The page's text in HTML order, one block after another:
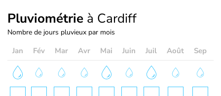
Pluviométrie à Cardiff
Nombre de jours pluvieux par mois
Jan Fév Mar Avr Mai Juin Juil Août Sep